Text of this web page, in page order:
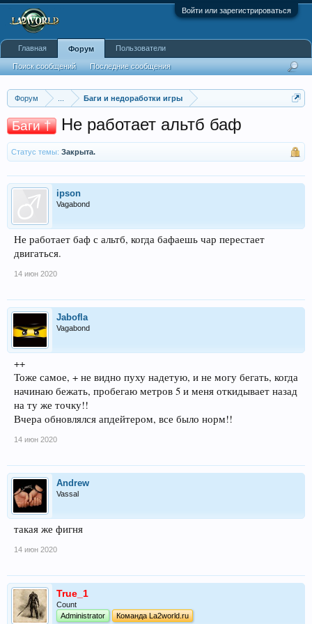
Войти или зарегистрироваться
Форум Баги и недоработки игры
Баги † Не работает альтб баф
Статус темы: Закрыта.
ipson
Vagabond
Не работает баф с альтб, когда бафаешь чар перестает
двигаться.
14 июн 2020
Jabofla
Vagabond
++
Тоже самое, + не видно пуху надетую, и не могу бегать, когда
начинаю бежать, пробегаю метров 5 и меня откидывает назад
на ту же точку!!
Вчера обновлялся апдейтером, все было норм!!
14 июн 2020
Andrew
Vassal
такая же фигня
14 июн 2020
True_1
Count
Administrator
Команда La2world.ru
Главная Форум
Поиск сообщений Последние сообщения
Пользователи